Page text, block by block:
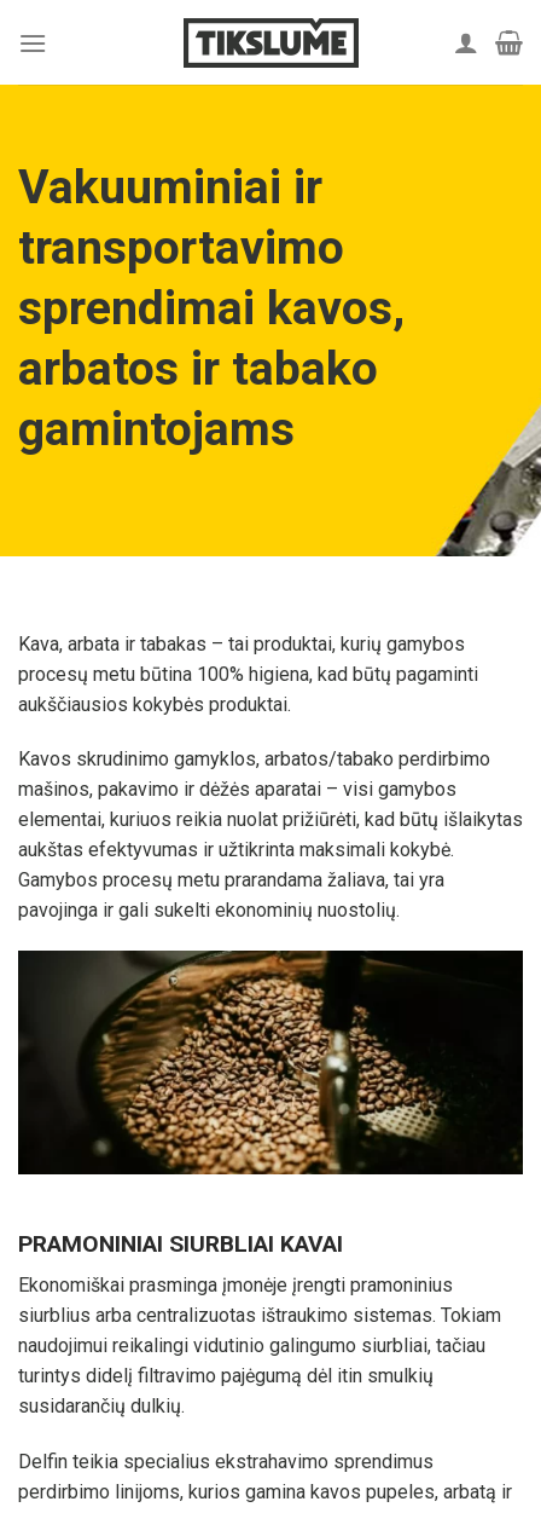
Vakuuminiai ir
transportavimo
sprendimai kavos,
arbatos ir tabako
gamintojams
Kava, arbata ir tabakas – tai produktai, kurių gamybos
procesų metu būtina 100% higiena, kad būtų pagaminti
aukščiausios kokybės produktai.
Kavos skrudinimo gamyklos, arbatos/tabako perdirbimo
mašinos, pakavimo ir dėžės aparatai – visi gamybos
elementai, kuriuos reikia nuolat prižiūrėti, kad būtų išlaikytas
aukštas efektyvumas ir užtikrinta maksimali kokybė.
Gamybos procesų metu prarandama žaliava, tai yra
pavojinga ir gali sukelti ekonominių nuostolių.
PRAMONINIAI SIURBLIAI KAVAI
Ekonomiškai prasminga įmonėje įrengti pramoninius
siurblius arba centralizuotas ištraukimo sistemas. Tokiam
naudojimui reikalingi vidutinio galingumo siurbliai, tačiau
turintys didelį filtravimo pajėgumą dėl itin smulkių
susidarančių dulkių.
Delfin teikia specialius ekstrahavimo sprendimus
perdirbimo linijoms, kurios gamina kavos pupeles, arbatą ir